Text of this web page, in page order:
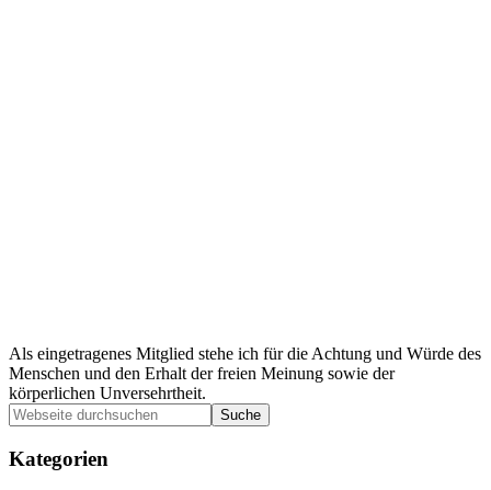
Als eingetragenes Mitglied stehe ich für die Achtung und Würde des
Menschen und den Erhalt der freien Meinung sowie der
körperlichen Unversehrtheit.
Seitenspalte
Webseite
durchsuchen
Kategorien